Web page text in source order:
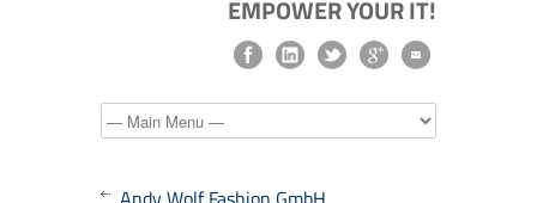
EMPOWER YOUR IT!